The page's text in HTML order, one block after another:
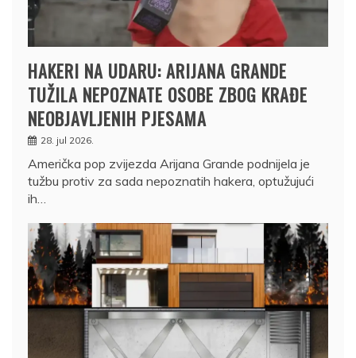
HAKERI NA UDARU: ARIJANA GRANDE
TUŽILA NEPOZNATE OSOBE ZBOG KRAĐE
NEOBJAVLJENIH PJESAMA
28. jul 2026.
Američka pop zvijezda Arijana Grande podnijela je
tužbu protiv za sada nepoznatih hakera, optužujući
ih…